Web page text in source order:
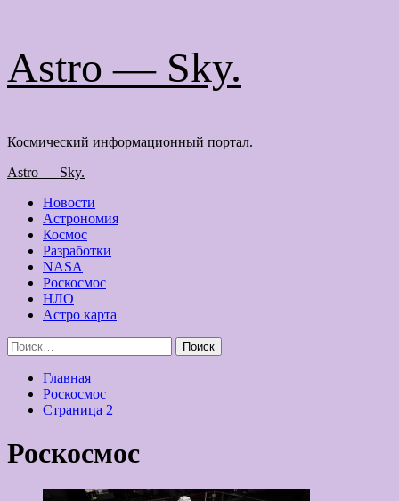
содержимому
Astro — Sky.
Космический информационный портал.
Основное
Astro — Sky.
Новости
Астрономия
Космос
Разработки
NASA
Роскосмос
НЛО
Астро карта
Найти:
Главная
Роскосмос
Страница 2
Роскосмос